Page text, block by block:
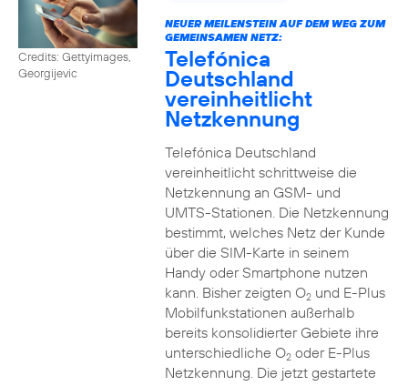
Credits: Gettyimages,
Georgijevic
NEUER MEILENSTEIN AUF DEM WEG ZUM
GEMEINSAMEN NETZ:
Telefónica
Deutschland
vereinheitlicht
Netzkennung
Telefónica Deutschland
vereinheitlicht schrittweise die
Netzkennung an GSM- und
UMTS-Stationen. Die Netzkennung
bestimmt, welches Netz der Kunde
über die SIM-Karte in seinem
Handy oder Smartphone nutzen
kann. Bisher zeigten O2und E-Plus
Mobilfunkstationen außerhalb
bereits konsolidierter Gebiete ihre
unterschiedliche O2oder E-Plus
Netzkennung. Die jetzt gestartete